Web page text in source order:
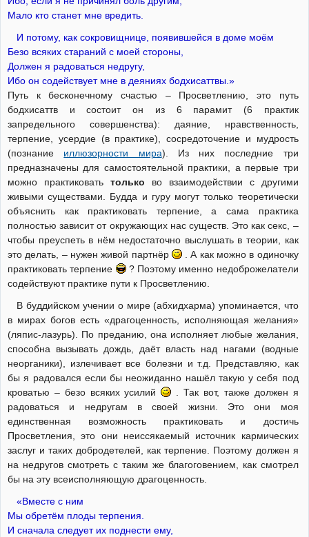
Мало кто станет мне вредить.
И потому, как сокровищнице, появившейся в доме моём
Безо всяких стараний с моей стороны,
Должен я радоваться недругу,
Ибо он содействует мне в деяниях бодхисаттвы.»
Путь к бесконечному счастью – Просветлению, это путь
бодхисаттв и состоит он из 6 парамит (6 практик
запредельного совершенства): даяние, нравственность,
терпение, усердие (в практике), сосредоточение и мудрость
(познание иллюзорности мира). Из них последние три
предназначены для самостоятельной практики, а первые три
можно практиковать только во взаимодействии с другими
живыми существами. Будда и гуру могут только теоретически
объяснить как практиковать терпение, а сама практика
полностью зависит от окружающих нас существ. Это как секс, –
чтобы преуспеть в нём недостаточно выслушать в теории, как
это делать, – нужен живой партнёр
. А как можно в одиночку
практиковать терпение
? Поэтому именно недоброжелатели
содействуют практике пути к Просветлению.
В буддийском учении о мире (абхидхарма) упоминается, что
в мирах богов есть «драгоценность, исполняющая желания»
(ляпис-лазурь). По преданию, она исполняет любые желания,
способна вызывать дождь, даёт власть над нагами (водные
неорганики), излечивает все болезни и т.д. Представляю, как
бы я радовался если бы неожиданно нашёл такую у себя под
кроватью – безо всяких усилий
. Так вот, также должен я
радоваться и недругам в своей жизни. Это они моя
единственная возможность практиковать и достичь
Просветления, это они неиссякаемый источник кармических
заслуг и таких добродетелей, как терпение. Поэтому должен я
на недругов смотреть с таким же благоговением, как смотрел
бы на эту всеисполняющую драгоценность.
«Вместе с ним
Мы обретём плоды терпения.
И сначала следует их поднести ему,